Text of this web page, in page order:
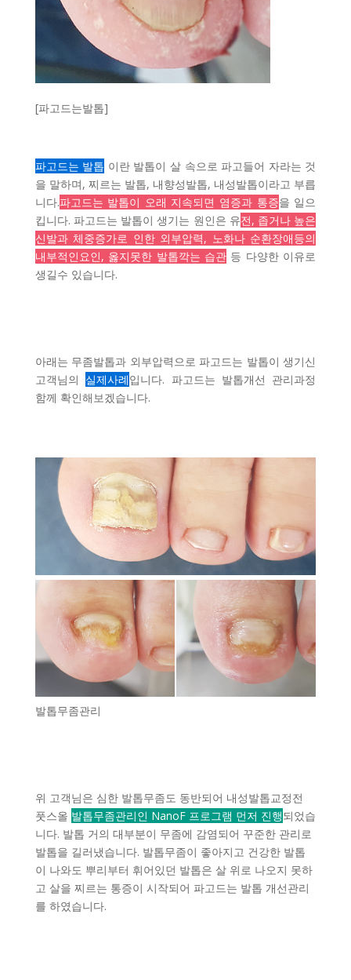
[파고드는발톱]
파고드는 발톱 이란 발톱이 살 속으로 파고들어 자라는 것
을 말하며, 찌르는 발톱, 내향성발톱, 내성발톱이라고 부릅
니다.파고드는 발톱이 오래 지속되면 염증과 통증을 일으
킵니다. 파고드는 발톱이 생기는 원인은 유전, 좁거나 높은
신발과 체중증가로 인한 외부압력, 노화나 순환장애등의
내부적인요인, 옳지못한 발톱깍는 습관 등 다양한 이유로
생길수 있습니다.
아래는 무좀발톱과 외부압력으로 파고드는 발톱이 생기신
고객님의 실제사례입니다. 파고드는 발톱개선 관리과정
함께 확인해보겠습니다.
발톱무좀관리
위 고객님은 심한 발톱무좀도 동반되어 내성발톱교정전
풋스올 발톱무좀관리인 NanoF 프로그램 먼저 진행되었습
니다. 발톱 거의 대부분이 무좀에 감염되어 꾸준한 관리로
발톱을 길러냈습니다. 발톱무좀이 좋아지고 건강한 발톱
이 나와도 뿌리부터 휘어있던 발톱은 살 위로 나오지 못하
고 살을 찌르는 통증이 시작되어 파고드는 발톱 개선관리
를 하였습니다.